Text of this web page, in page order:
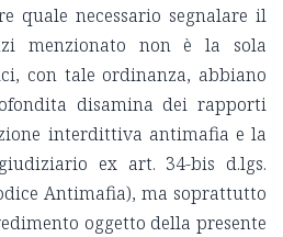
quale necessario segnalare il
menzionato non è la sola
con tale ordinanza, abbiano
disamina dei rapporti
interdittiva antimafia e la
ex art. 34-bis d.lgs.
Antimafia), ma soprattutto
oggetto della presente